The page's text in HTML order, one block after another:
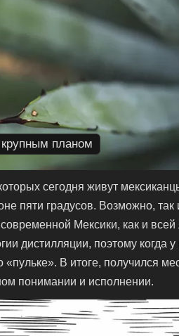
крупным планом
сегодня живут
пяти градусов. Возможно,
Мексики, как и
дистилляции, поэтому когда у
В итоге, получился
понимании и исполнении.